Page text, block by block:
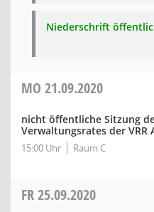
Niederschrift
MO 21.09.2020
nicht öffentliche Sitzung
Verwaltungsrates der VRR
15:00 Uhr Raum C
FR25.09.2020